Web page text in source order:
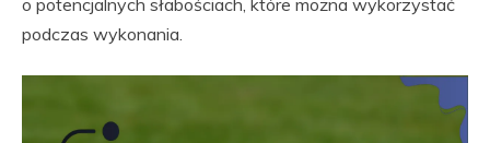
o potencjalnych słabościach, które można wykorzystać
podczas wykonania.